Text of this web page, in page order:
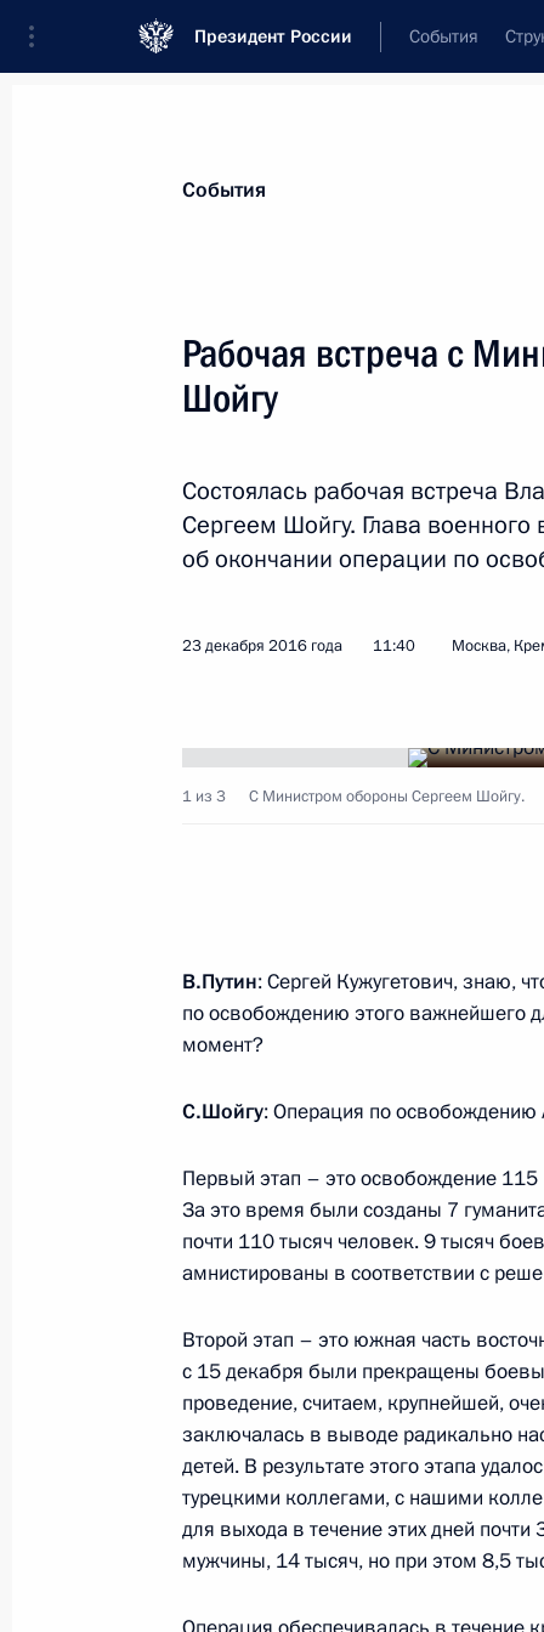
Президент России События
Встреча с руководством
Поездка в Тыву, 1–3 августа
7 августа 2017 года, 09:00
в Кронштадте
30 июля 2017 года, 13:00
Перечень поручений по итогам
Путиным
22 июня 2017 года, 16:00
Заседание попечительского
24 апреля 2017 года, 17:40
События
Рабочая встреча с
Шойгу
Состоялась рабочая встреча
Сергеем Шойгу. Глава
об окончании операции по
23 декабря 2016 года 11:40 Москва,
1 из 3 С Министром обороны Сергеем Шойгу.
В.Путин: Сергей Кужугетович, знаю,
по освобождению этого важнейшего
момент?
С.Шойгу: Операция по освобождению
Первый этап – это освобождение 115
За это время были созданы 7
почти 110 тысяч человек. 9 тысяч
амнистированы в соответствии с
Второй этап – это южная часть
с 15 декабря были прекращены
проведение, считаем, крупнейшей,
заключалась в выводе радикально
детей. В результате этого этапа
турецкими коллегами, с нашими
для выхода в течение этих дней
мужчины, 14 тысяч, но при этом 8,5